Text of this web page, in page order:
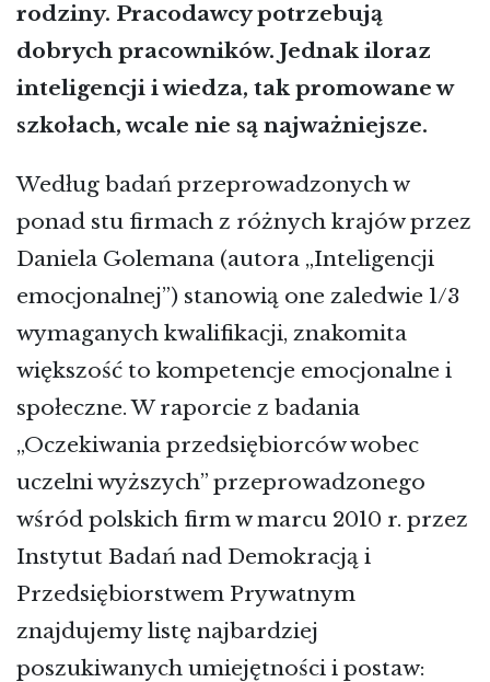
rodziny. Pracodawcy potrzebują
dobrych pracowników. Jednak iloraz
inteligencji i wiedza, tak promowane w
szkołach, wcale nie są najważniejsze.
Według badań przeprowadzonych w
ponad stu firmach z różnych krajów przez
Daniela Golemana (autora „Inteligencji
emocjonalnej”) stanowią one zaledwie 1/3
wymaganych kwalifikacji, znakomita
większość to kompetencje emocjonalne i
społeczne. W raporcie z badania
„Oczekiwania przedsiębiorców wobec
uczelni wyższych” przeprowadzonego
wśród polskich firm w marcu 2010 r. przez
Instytut Badań nad Demokracją i
Przedsiębiorstwem Prywatnym
znajdujemy listę najbardziej
poszukiwanych umiejętności i postaw: